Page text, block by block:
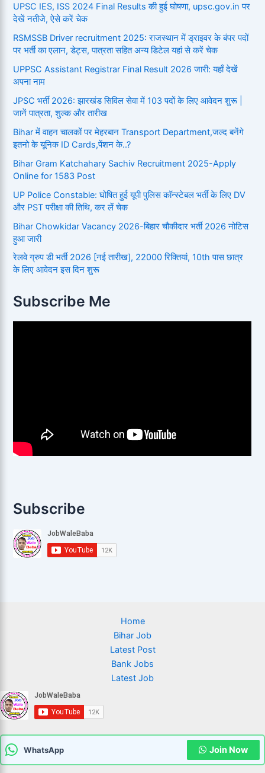
UPSC IES, ISS 2024 Final Results की हुई घोषणा, upsc.gov.in पर
देखें नतीजे, ऐसे करें चेक
RSMSSB Driver recruitment 2025: राजस्थान में ड्राइवर के बंपर पदों
पर भर्ती का एलान, डेट्स, पात्रता सहित अन्य डिटेल यहां से करें चेक
UPPSC Assistant Registrar Final Result 2026 जारी: यहाँ देखें
अपना नाम
JPSC भर्ती 2026: झारखंड सिविल सेवा में 103 पदों के लिए आवेदन शुरू |
जानें पात्रता, शुल्क और तारीख
Bihar में वाहन चालकों पर मेहरबान Transport Department,जल्द बनेंगे
इतनो के यूनिक ID Cards,पेंशन के..?
Bihar Gram Katchahary Sachiv Recruitment 2025-Apply
Online for 1583 Post
UP Police Constable: घोषित हुई यूपी पुलिस कॉन्स्टेबल भर्ती के लिए DV
और PST परीक्षा की तिथि, कर लें चेक
Bihar Chowkidar Vacancy 2026-बिहार चौकीदार भर्ती 2026 नोटिस
हुआ जारी
रेलवे ग्रुप डी भर्ती 2026 [नई तारीख], 22000 रिक्तियां, 10th पास छात्र
के लिए आवेदन इस दिन शुरू
Subscribe Me
Subscribe
Home
Bihar Job
Latest Post
Bank Jobs
Latest Job
WhatsApp Join Now